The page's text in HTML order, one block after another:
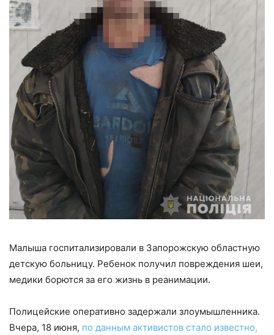
Малыша госпитализировали в Запорожскую областную
детскую больницу. Ребенок получил повреждения шеи,
медики борются за его жизнь в реанимации.
Полицейские оперативно задержали злоумышленника.
Вчера, 18 июня, по данным активистов стало известно,